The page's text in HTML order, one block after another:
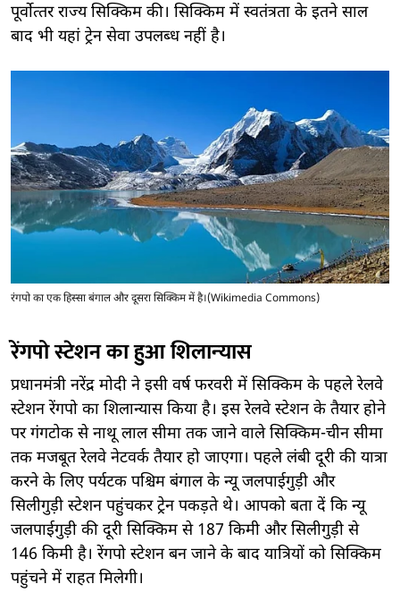
पूर्वोत्‍तर राज्‍य सिक्किम की। सिक्किम में स्वतंत्रता के इतने साल
बाद भी यहां ट्रेन सेवा उपलब्‍ध नहीं है।
रंगपो का एक हिस्सा बंगाल और दूसरा सिक्किम में है।(Wikimedia Commons)
रेंगपो स्‍टेशन का हुआ शिलान्‍यास
प्रधानमंत्री नरेंद्र मोदी ने इसी वर्ष फरवरी में सिक्किम के पहले रेलवे
स्‍टेशन रेंगपो का शिलान्‍यास किया है। इस रेलवे स्‍टेशन के तैयार होने
पर गंगटोक से नाथू लाल सीमा तक जाने वाले सिक्किम-चीन सीमा
तक मजबूत रेलवे नेटवर्क तैयार हो जाएगा। पहले लंबी दूरी की यात्रा
करने के लिए पर्यटक पश्चिम बंगाल के न्यू जलपाईगुड़ी और
सिलीगुड़ी स्टेशन पहुंचकर ट्रेन पकड़ते थे। आपको बता दें कि न्यू
जलपाईगुड़ी की दूरी सिक्किम से 187 किमी और सिलीगुड़ी से
146 किमी है। रेंगपो स्‍टेशन बन जाने के बाद यात्रियों को सिक्किम
पहुंचने में राहत मिलेगी।